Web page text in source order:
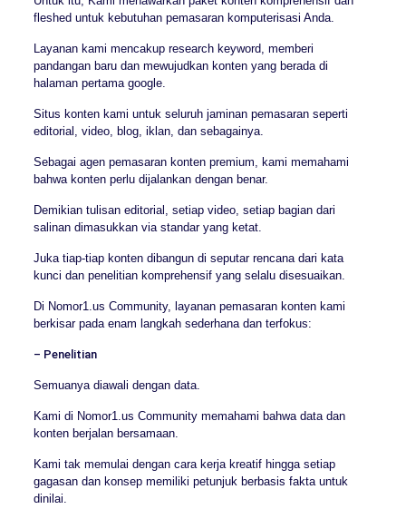
fleshed untuk kebutuhan pemasaran komputerisasi Anda.
Layanan kami mencakup research keyword, memberi
pandangan baru dan mewujudkan konten yang berada di
halaman pertama google.
Situs konten kami untuk seluruh jaminan pemasaran seperti
editorial, video, blog, iklan, dan sebagainya.
Sebagai agen pemasaran konten premium, kami memahami
bahwa konten perlu dijalankan dengan benar.
Demikian tulisan editorial, setiap video, setiap bagian dari
salinan dimasukkan via standar yang ketat.
Juka tiap-tiap konten dibangun di seputar rencana dari kata
kunci dan penelitian komprehensif yang selalu disesuaikan.
Di Nomor1.us Community, layanan pemasaran konten kami
berkisar pada enam langkah sederhana dan terfokus:
– Penelitian
Semuanya diawali dengan data.
Kami di Nomor1.us Community memahami bahwa data dan
konten berjalan bersamaan.
Kami tak memulai dengan cara kerja kreatif hingga setiap
gagasan dan konsep memiliki petunjuk berbasis fakta untuk
dinilai.